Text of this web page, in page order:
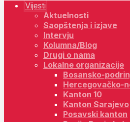
Vijesti
Aktuelnosti
Saopštenja i izjave
Intervju
Kolumna/Blog
Drugi o nama
Lokalne organizacije
Bosansko-
Hercegovačko-
Kanton 10
Kanton Sarajevo
Posavski kanton